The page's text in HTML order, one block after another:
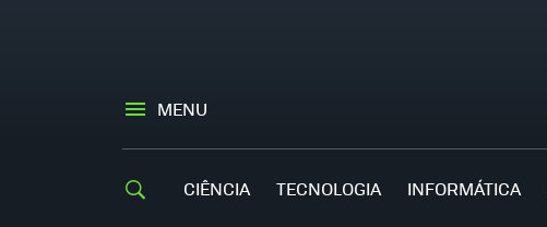
MENU
CIÊNCIA TECNOLOGIA INFORMÁTICA